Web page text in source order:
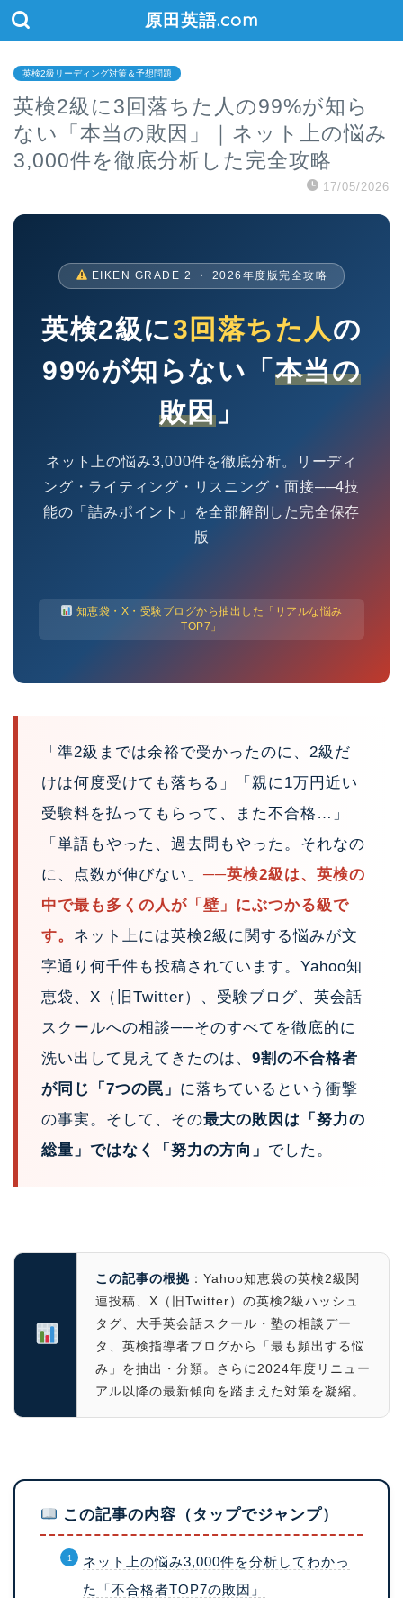
原田英語.com
英検2級リーディング対策＆予想問題
英検2級に3回落ちた人の99%が知ら
ない「本当の敗因」｜ネット上の悩み
3,000件を徹底分析した完全攻略
17/05/2026
EIKEN GRADE 2 ・ 2026年度版完全攻略
英検2級に3回落ちた人の
99%が知らない「 本当の
敗因」
ネット上の悩み3,000件を徹底分析。リーディ
ング・ライティング・リスニング・面接──4技
能の「詰みポイント」を全部解剖した完全保存
版
知恵袋・X・受験ブログから抽出した「リアルな悩み
TOP7」
「準2級までは余裕で受かったのに、2級だ
けは何度受けても落ちる」「親に1万円近い
受験料を払ってもらって、また不合格…」
「単語もやった、過去問もやった。それなの
に、点数が伸びない」 ──英検2級は、英検の
中で最も多くの人が「壁」にぶつかる級で
す。 ネット上には英検2級に関する悩みが文
字通り何千件も投稿されています。Yahoo知
恵袋、X（旧Twitter）、受験ブログ、英会話
スクールへの相談──そのすべてを徹底的に
洗い出して見えてきたのは、 9割の不合格者
が同じ「7つの罠」 に落ちているという衝撃
の事実。そして、その最大の敗因は「努力の
総量」ではなく「努力の方向」 でした。
この記事の根拠 ：Yahoo知恵袋の英検2級関
連投稿、X（旧Twitter）の英検2級ハッシュ
タグ、大手英会話スクール・塾の相談デー
タ、英検指導者ブログから「最も頻出する悩
み」を抽出・分類。さらに2024年度リニュー
アル以降の最新傾向を踏まえた対策を凝縮。
この記事の内容（タップでジャンプ）
ネット上の悩み3,000件を分析してわかっ
た「不合格者TOP7の敗因」